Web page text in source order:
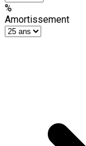
%
Amortissement